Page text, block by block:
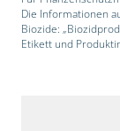
Die Informationen
Biozide:
Etikett und